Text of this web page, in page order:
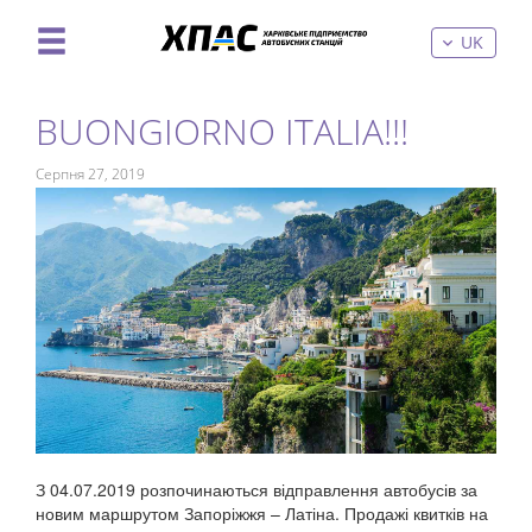
UK
BUONGIORNO ITALIA!!!
Серпня 27, 2019
З 04.07.2019 розпочинаються відправлення автобусів за
новим маршрутом Запоріжжя – Латіна. Продажі квитків на